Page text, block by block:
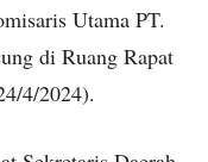
Utama PT.
di Ruang Rapat
4/2024).